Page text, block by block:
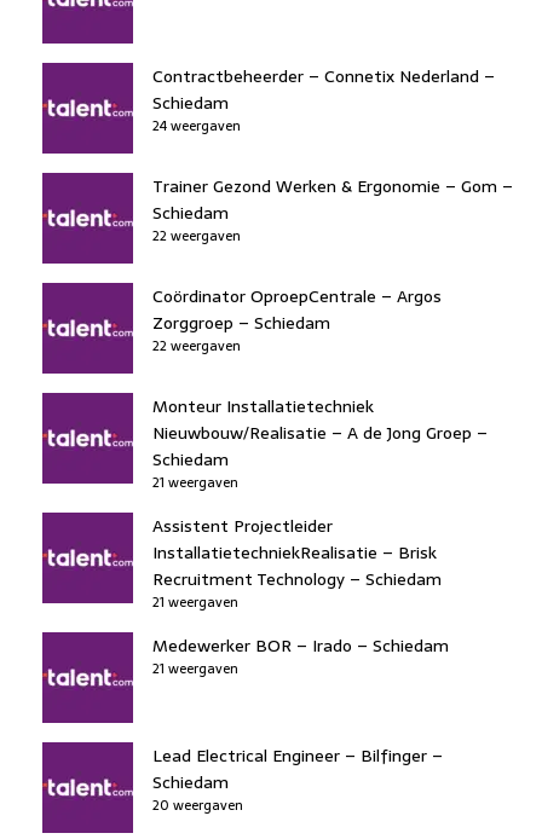
Contractbeheerder – Connetix Nederland –
Schiedam
24 weergaven
Trainer Gezond Werken & Ergonomie – Gom –
Schiedam
22 weergaven
Coördinator OproepCentrale – Argos
Zorggroep – Schiedam
22 weergaven
Monteur Installatietechniek
Nieuwbouw/Realisatie – A de Jong Groep –
Schiedam
21 weergaven
Assistent Projectleider
InstallatietechniekRealisatie – Brisk
Recruitment Technology – Schiedam
21 weergaven
Medewerker BOR – Irado – Schiedam
21 weergaven
Lead Electrical Engineer – Bilfinger –
Schiedam
20 weergaven